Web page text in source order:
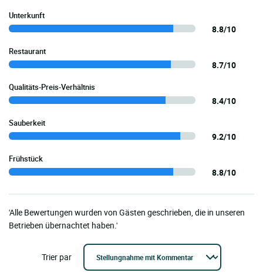
Unterkunft
8.8/10
Restaurant
8.7/10
Qualitäts-Preis-Verhältnis
8.4/10
Sauberkeit
9.2/10
Frühstück
8.8/10
'Alle Bewertungen wurden von Gästen geschrieben, die in unseren
Betrieben übernachtet haben.'
Trier par